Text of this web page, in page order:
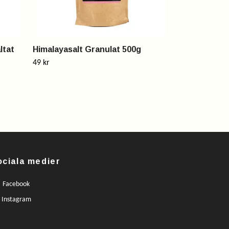
Himalayasalt Granulat 500g
49 kr
medier
Facebook
Instagram